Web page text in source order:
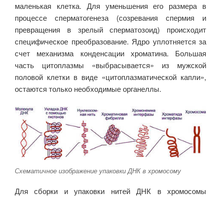
маленькая клетка. Для уменьшения его размера в
процессе сперматогенеза (созревания спермия и
превращения в зрелый сперматозоид) происходит
специфическое преобразование. Ядро уплотняется за
счет механизма конденсации хроматина. Большая
часть цитоплазмы «выбрасывается» из мужской
половой клетки в виде «цитоплазматической капли»,
остаются только необходимые органеллы.
Схематичное изображение упаковки ДНК в хромосому
Для сборки и упаковки нитей ДНК в хромосомы